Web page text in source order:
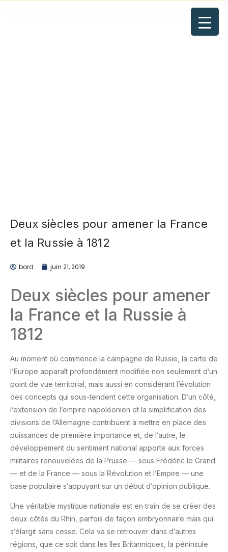
Deux siècles pour amener la France
et la Russie à 1812
bord juin 21, 2019
Deux siècles pour amener
la France et la Russie à
1812
Au moment où commence la campagne de Russie, la carte de
l’Europe apparaît profondément modifiée non seulement d’un
point de vue territorial, mais aussi en considérant l’évolution
des concepts qui sous-tendent cette organisation. D’un côté,
l’extension de l’empire napoléonien et la simplification des
divisions de l’Allemagne contribuent à mettre en place des
puissances de première importance et, de l’autre, le
développement du sentiment national apporte aux forces
militaires renouvelées de la Prusse — sous Frédéric le Grand
— et de la France — sous la Révolution et l’Empire — une
base populaire s’appuyant sur un début d’opinion publique.
Une véritable mystique nationale est en train de se créer des
deux côtés du Rhin, parfois de façon embryonnaire mais qui
s’élargit sans cesse. Cela va se retrouver dans d’autres
régions, que ce soit dans les îles Britanniques, la péninsule